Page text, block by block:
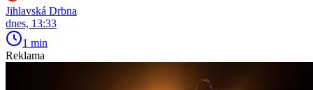
Jihlavská Drbna
dnes, 13:33
1 min
Reklama